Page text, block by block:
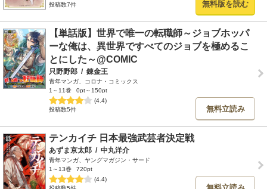
投稿数7件
無料版を読む
【単話版】世界で唯一の転職師～ジョブホッパ
ーな俺は、異世界ですべてのジョブを極めるこ
とにした～@COMIC
只野野郎 / 錬金王
青年マンガ、コロナ・コミックス
1～11巻
0pt～150pt
(4.4)
投稿数5件
無料立読み
テンカイチ 日本最強武芸者決定戦
あずま京太郎 / 中丸洋介
青年マンガ、ヤングマガジン・サード
1～13巻
720pt
(4.4)